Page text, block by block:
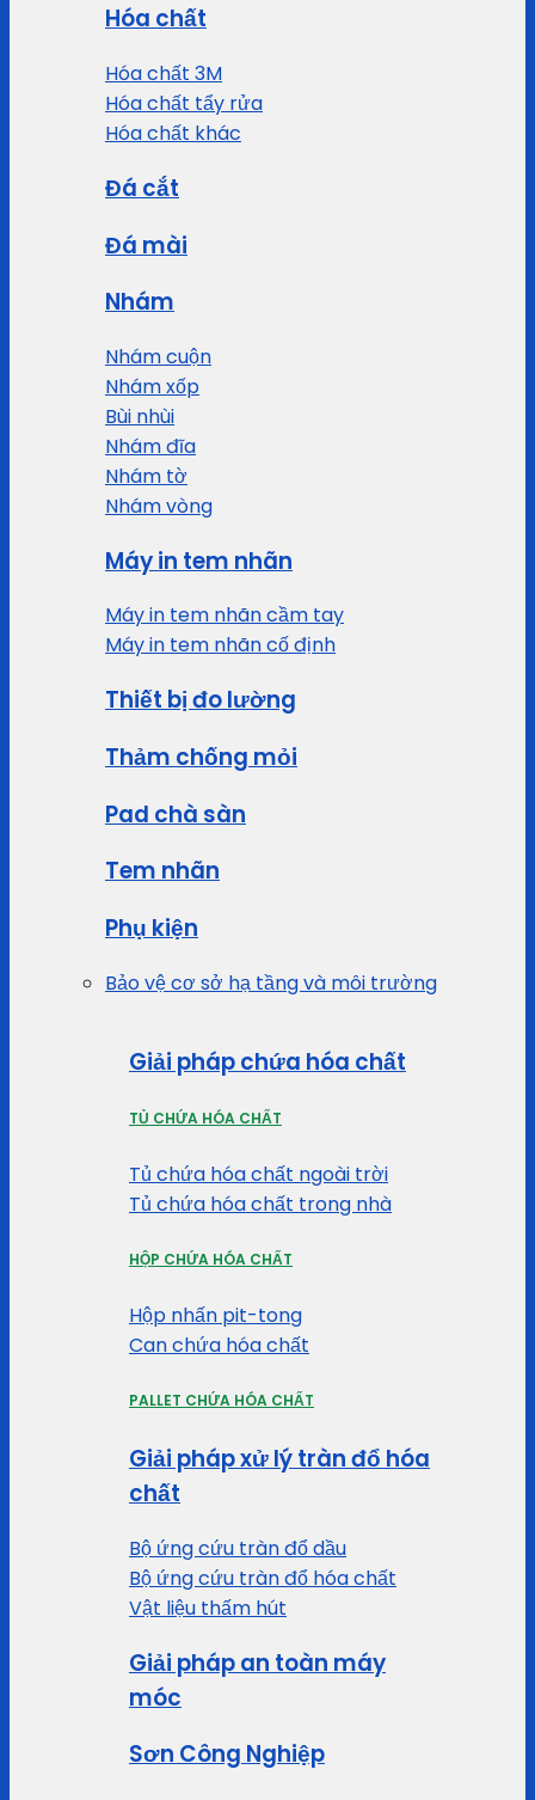
Hóa chất
Hóa chất 3M
Hóa chất tẩy rửa
Hóa chất khác
Đá cắt
Đá mài
Nhám
Nhám cuộn
Nhám xốp
Bùi nhùi
Nhám đĩa
Nhám tờ
Nhám vòng
Máy in tem nhãn
Máy in tem nhãn cầm tay
Máy in tem nhãn cố định
Thiết bị đo lường
Thảm chống mỏi
Pad chà sàn
Tem nhãn
Phụ kiện
Bảo vệ cơ sở hạ tầng và môi trường
Giải pháp chứa hóa chất
TỦ CHỨA HÓA CHẤT
Tủ chứa hóa chất ngoài trời
Tủ chứa hóa chất trong nhà
HỘP CHỨA HÓA CHẤT
Hộp nhấn pit-tong
Can chứa hóa chất
PALLET CHỨA HÓA CHẤT
Giải pháp xử lý tràn đổ hóa
chất
Bộ ứng cứu tràn đổ dầu
Bộ ứng cứu tràn đổ hóa chất
Vật liệu thấm hút
Giải pháp an toàn máy
móc
Sơn Công Nghiệp